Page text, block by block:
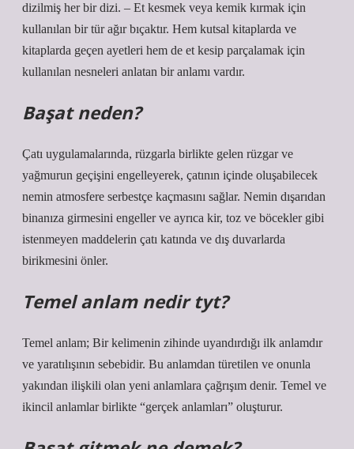
dizilmiş her bir dizi. – Et kesmek veya kemik kırmak için
kullanılan bir tür ağır bıçaktır. Hem kutsal kitaplarda ve
kitaplarda geçen ayetleri hem de et kesip parçalamak için
kullanılan nesneleri anlatan bir anlamı vardır.
Başat neden?
Çatı uygulamalarında, rüzgarla birlikte gelen rüzgar ve
yağmurun geçişini engelleyerek, çatının içinde oluşabilecek
nemin atmosfere serbestçe kaçmasını sağlar. Nemin dışarıdan
binanıza girmesini engeller ve ayrıca kir, toz ve böcekler gibi
istenmeyen maddelerin çatı katında ve dış duvarlarda
birikmesini önler.
Temel anlam nedir tyt?
Temel anlam; Bir kelimenin zihinde uyandırdığı ilk anlamdır
ve yaratılışının sebebidir. Bu anlamdan türetilen ve onunla
yakından ilişkili olan yeni anlamlara çağrışım denir. Temel ve
ikincil anlamlar birlikte “gerçek anlamları” oluşturur.